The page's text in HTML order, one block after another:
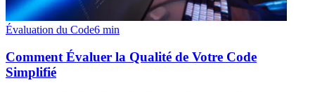
Évaluation du Code6 min
Comment Évaluer la Qualité de Votre Code
Simplifié